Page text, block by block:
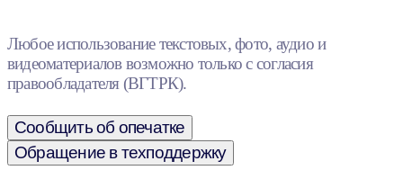
Любое использование текстовых, фото, аудио и
видеоматериалов возможно только с согласия
правообладателя (ВГТРК).
Сообщить об опечатке
Обращение в техподдержку